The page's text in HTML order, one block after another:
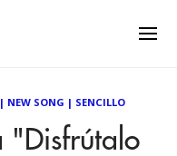
NEW SONG | SENCILLO
"Disfrútalo